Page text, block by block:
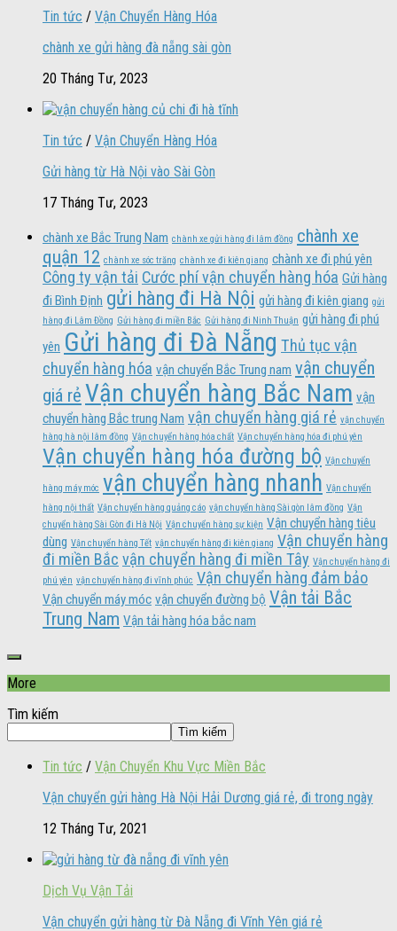
Tin tức / Vận Chuyển Hàng Hóa
chành xe gửi hàng đà nẵng sài gòn
20 Tháng Tư, 2023
Tin tức / Vận Chuyển Hàng Hóa
Gửi hàng từ Hà Nội vào Sài Gòn
17 Tháng Tư, 2023
chành xe Bắc Trung Nam chành xe gửi hàng đi lâm đồng chành xe
quận 12 chành xe sóc trăng chành xe đi kiên giang chành xe đi phú yên
Công ty vận tải Cước phí vận chuyển hàng hóa Gửi hàng
đi Bình Định gửi hàng đi Hà Nội gửi hàng đi kiên giang gửi
hàng đi Lâm Đồng Gửi hàng đi miền Bắc Gửi hàng đi Ninh Thuận gửi hàng đi phú
yên Gửi hàng đi Đà Nẵng Thủ tục vận
chuyển hàng hóa vận chuyển Bắc Trung nam vận chuyển
giá rẻ Vận chuyển hàng Bắc Nam vận
chuyển hàng Bắc trung Nam vận chuyển hàng giá rẻ vận chuyển
hàng hà nội lâm đồng Vận chuyển hàng hóa chất Vận chuyển hàng hóa đi phú yên
Vận chuyển hàng hóa đường bộ Vận chuyển
hàng máy móc vận chuyển hàng nhanh Vận chuyển
hàng nội thất Vận chuyển hàng quảng cáo vận chuyển hàng Sài gòn lâm đồng Vận
chuyển hàng Sài Gòn đi Hà Nội Vận chuyển hàng sự kiện Vận chuyển hàng tiêu
dùng Vận chuyển hàng Tết vận chuyển hàng đi kiên giang Vận chuyển hàng
đi miền Bắc vận chuyển hàng đi miền Tây Vận chuyển hàng đi
phú yên vận chuyển hàng đi vĩnh phúc Vận chuyển hàng đảm bảo
Vận chuyển máy móc vận chuyển đường bộ Vận tải Bắc
Trung Nam Vận tải hàng hóa bắc nam
More
Tìm kiếm
Tìm kiếm
Tin tức / Vận Chuyển Khu Vực Miền Bắc
Vận chuyển gửi hàng Hà Nội Hải Dương giá rẻ, đi trong ngày
12 Tháng Tư, 2021
Dịch Vụ Vận Tải
Vận chuyển gửi hàng từ Đà Nẵng đi Vĩnh Yên giá rẻ